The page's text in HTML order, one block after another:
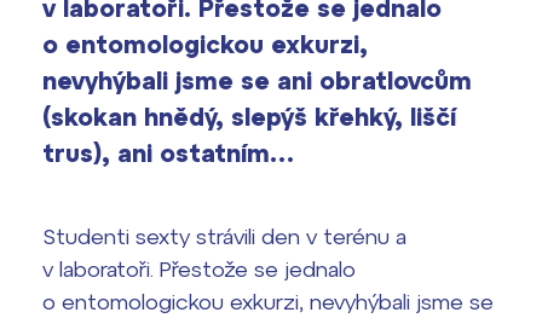
Výsledky 1. kola přijímacího řízení
Maturitní zkoušky
FOCUSing
Zahraniční stipendia
vyhledávání
Bakaláři
Office 365
v laboratoři. Přestože se jednalo
o entomologickou exkurzi,
nevyhýbali jsme se ani obratlovcům
(skokan hnědý, slepýš křehký, liščí
trus), ani ostatním…
Studenti sexty strávili den v terénu a
v laboratoři. Přestože se jednalo
o entomologickou exkurzi, nevyhýbali jsme se